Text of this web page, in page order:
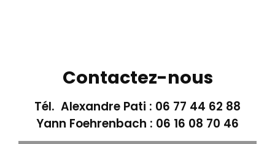
Contactez-nous
Tél. Alexandre Pati : 06 77 44 62 88
Yann Foehrenbach : 06 16 08 70 46